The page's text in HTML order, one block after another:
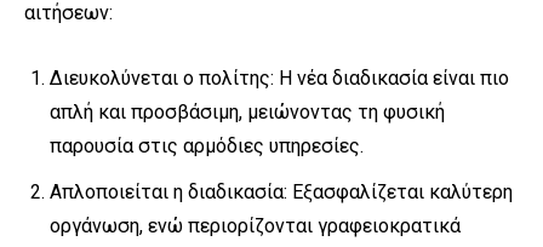
αιτήσεων:
Διευκολύνεται ο πολίτης: Η νέα διαδικασία είναι πιο
απλή και προσβάσιμη, μειώνοντας τη φυσική
παρουσία στις αρμόδιες υπηρεσίες.
Απλοποιείται η διαδικασία: Εξασφαλίζεται καλύτερη
οργάνωση, ενώ περιορίζονται γραφειοκρατικά